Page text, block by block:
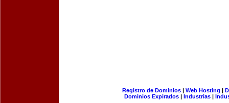
Registro de Dominios| Web Hosting |
Dominios Expirados | Industrias |